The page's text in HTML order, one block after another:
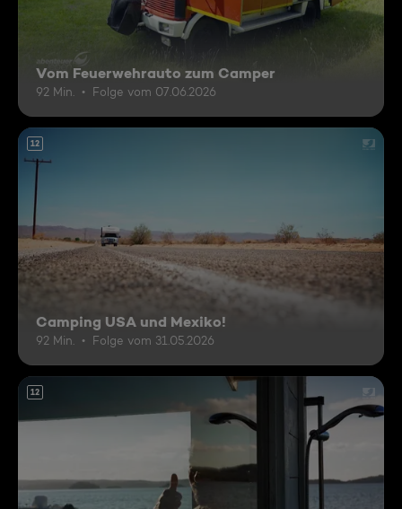
Vom Feuerwehrauto zum Camper
92 Min. Folge vom 07.06.2026
12
Camping USA und Mexiko!
92 Min. Folge vom 31.05.2026
12